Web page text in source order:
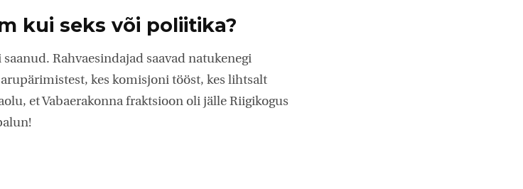
kui seks või poliitika?
Rahvaesindajad saavad natukenegi
kes komisjoni tööst, kes lihtsalt
et Vabaerakonna fraktsioon oli jälle Riigikogus